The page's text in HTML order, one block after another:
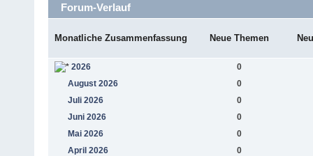
Forum-Verlauf
Monatliche Zusammenfassung Neue Themen
2026
0
August 2026
0
Juli 2026
0
Juni 2026
0
Mai 2026
0
April 2026
0